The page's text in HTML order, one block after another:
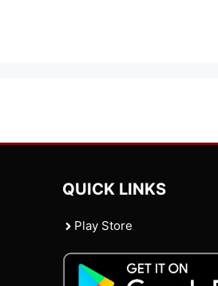
QUICK LINKS
Play Store